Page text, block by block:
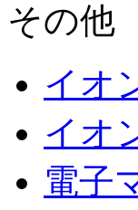
その他
イオ
イオ
電子